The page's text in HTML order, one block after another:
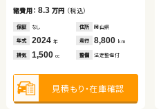
諸費用：8.3 万円 （税込）
保証 なし 住所 岡山県
年式 2024 年 走行 8,800 km
排気 1,500 cc 整備 法定整備付
見積もり・在庫確認
諸費用：9.5 万円 （税込）
保証 あり 住所 福島県
年式 2018 年 走行 17,300km
排気 1,500 cc 整備 法定整備付
見積もり・在庫確認
諸費用：6.7 万円 （税込）
保証 あり 住所 群馬県
年式 2016 年 走行 35,900km
排気 650cc 整備 なし
見積もり・在庫確認
49.9万円
車両本体価格
諸費用：10.0万円 （税込）
保証 なし 住所 徳島県
排気 660 整備 法定整備付